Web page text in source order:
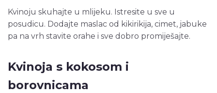
Kvinoju skuhajte u mlijeku. Istresite u sve u
posudicu. Dodajte maslac od kikirikija, cimet, jabuke
pa na vrh stavite orahe i sve dobro promiješajte.
Kvinoja s kokosom i
borovnicama